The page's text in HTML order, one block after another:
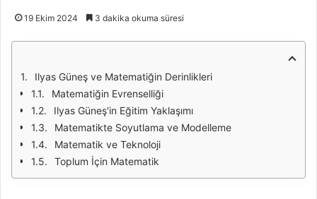
19 Ekim 2024 3 dakika okuma süresi
Ilyas Güneş ve Matematiğin Derinlikleri
Matematiğin Evrenselliği
Ilyas Güneş'in Eğitim Yaklaşımı
Matematikte Soyutlama ve Modelleme
Matematik ve Teknoloji
Toplum İçin Matematik